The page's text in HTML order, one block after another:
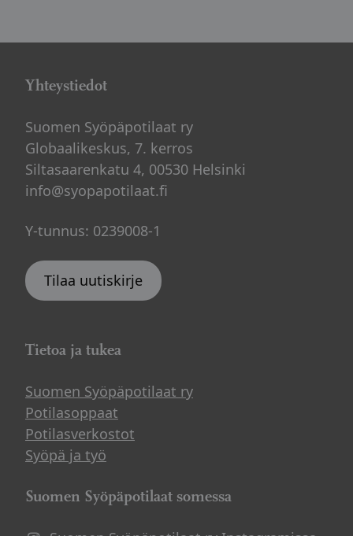
Yhteystiedot
Suomen Syöpäpotilaat ry
Globaalikeskus, 7. kerros
Siltasaarenkatu 4, 00530 Helsinki
info@syopapotilaat.fi
Y-tunnus: 0239008-1
Tilaa uutiskirje
Tietoa ja tukea
Suomen Syöpäpotilaat ry
Potilasoppaat
Potilasverkostot
Syöpä ja työ
Suomen Syöpäpotilaat somessa